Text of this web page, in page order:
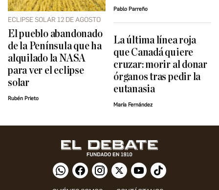
ECLIPSE SOLAR 12 DE AGOSTO
El pueblo abandonado
de la Península que ha
alquilado la NASA
para ver el eclipse
solar
Rubén Prieto
Pablo Parreño
La última línea roja
que Canadá quiere
cruzar: morir al donar
órganos tras pedir la
eutanasia
María Fernández